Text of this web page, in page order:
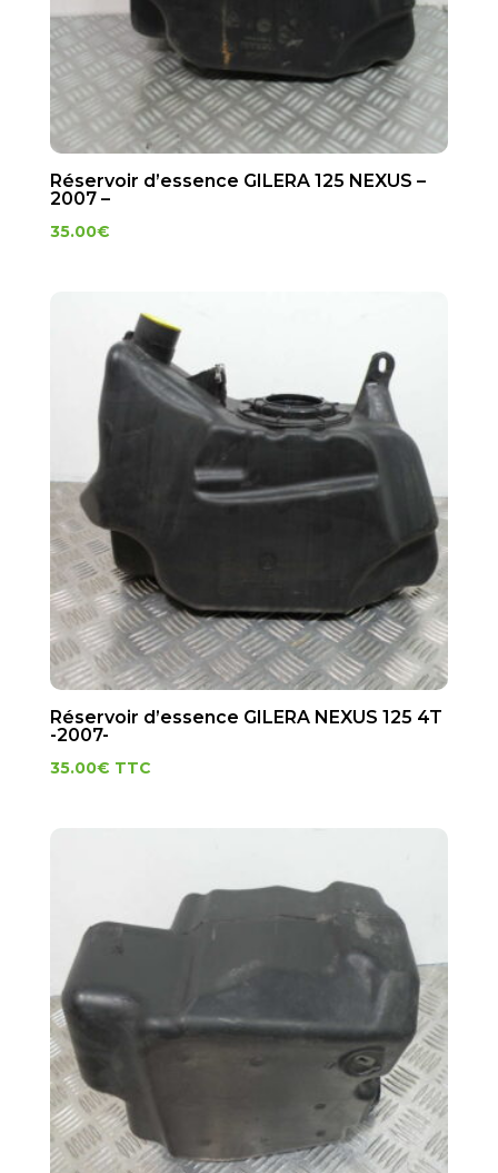
Réservoir d’essence GILERA 125 NEXUS –
2007 –
35.00€
Réservoir d’essence GILERA NEXUS 125 4T
-2007-
35.00€ TTC